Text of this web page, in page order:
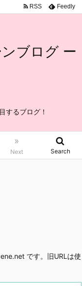
ブログ ー
するブログ！
»
Next Search
RSS Feedly
です。旧URLは使